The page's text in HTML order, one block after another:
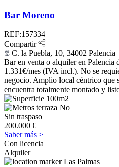
Bar Moreno
REF:157334
Compartir
C. la Puebla, 10, 34002 Palencia
Bar en venta o alquiler en Palencia
1.331€/mes (IVA incl.). No se
negocio. Amplio local céntrico que
encuentra totalmente montado y
100m2
No
Sin traspaso
200.000 €
Saber más >
Con licencia
Alquiler
Las Palmas